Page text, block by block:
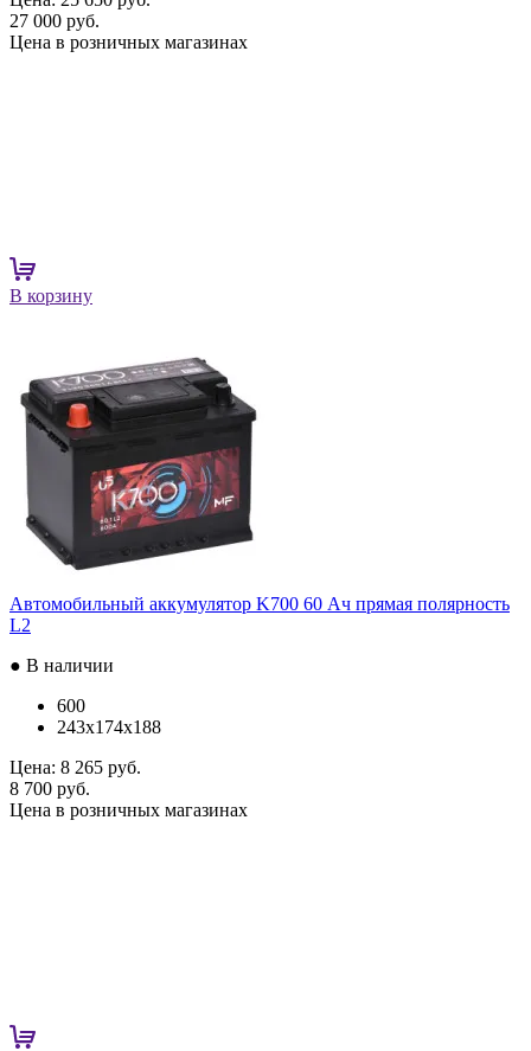
27 000 руб.
Цена в розничных магазинах
В корзину
Автомобильный аккумулятор K700 60 Ач прямая полярность
L2
● В наличии
600
243x174x188
Цена: 8 265 руб.
8 700 руб.
Цена в розничных магазинах